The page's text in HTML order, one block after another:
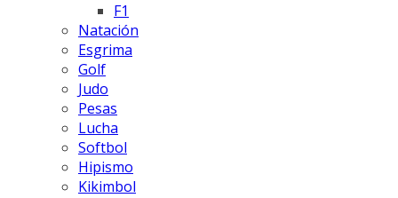
F1
Natación
Esgrima
Golf
Judo
Pesas
Lucha
Softbol
Hipismo
Kikimbol